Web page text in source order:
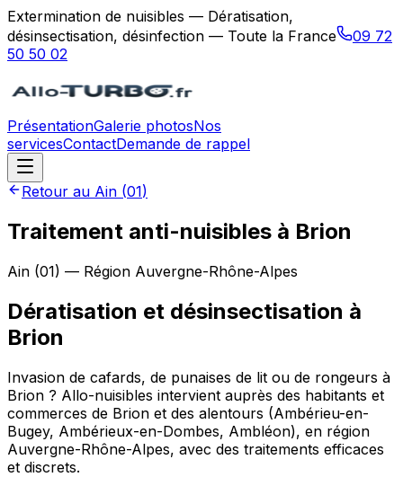
Extermination de nuisibles — Dératisation,
désinsectisation, désinfection — Toute la France
09 72
50 50 02
PrésentationGalerie photosNos
servicesContactDemande de rappel
Retour au Ain (01)
Traitement anti-nuisibles à Brion
Ain (01) — Région Auvergne-Rhône-Alpes
Dératisation et désinsectisation à
Brion
Invasion de cafards, de punaises de lit ou de rongeurs à
Brion ? Allo-nuisibles intervient auprès des habitants et
commerces de Brion et des alentours (Ambérieu-en-
Bugey, Ambérieux-en-Dombes, Ambléon), en région
Auvergne-Rhône-Alpes, avec des traitements efficaces
et discrets.